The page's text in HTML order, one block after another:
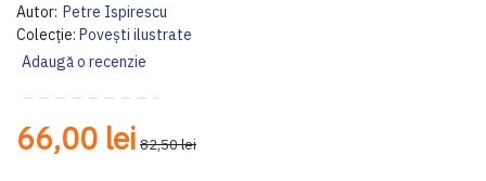
Autor: Petre Ispirescu
Colecție: Povești ilustrate
Adaugă o recenzie
66,00 lei 82,50 lei
the
images
gallery